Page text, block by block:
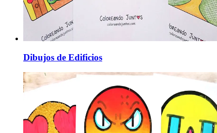
Dibujos de Edificios